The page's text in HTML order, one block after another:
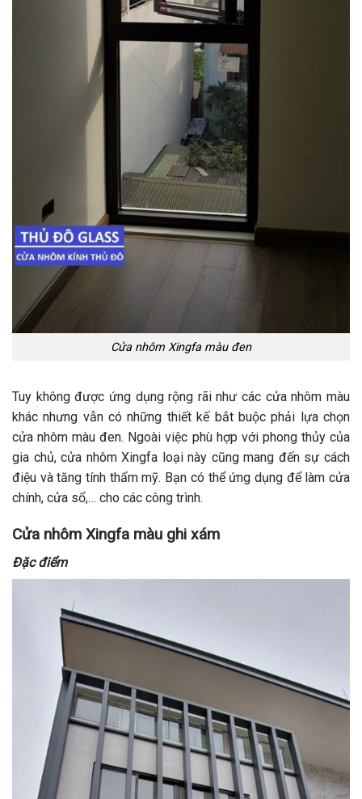
Cửa nhôm Xingfa màu đen
Tuy không được ứng dụng rộng rãi như các cửa nhôm màu
khác nhưng vẫn có những thiết kế bắt buộc phải lựa chọn
cửa nhôm màu đen. Ngoài việc phù hợp với phong thủy của
gia chủ, cửa nhôm Xingfa loại này cũng mang đến sự cách
điệu và tăng tính thẩm mỹ. Bạn có thể ứng dụng để làm cửa
chính, cửa sổ,… cho các công trình.
Cửa nhôm Xingfa màu ghi xám
Đặc điểm